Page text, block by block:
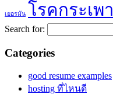
เยอรมัน โรคกระเพ
Search for:
Categories
good resume examples
hosting ที่ไหนดี